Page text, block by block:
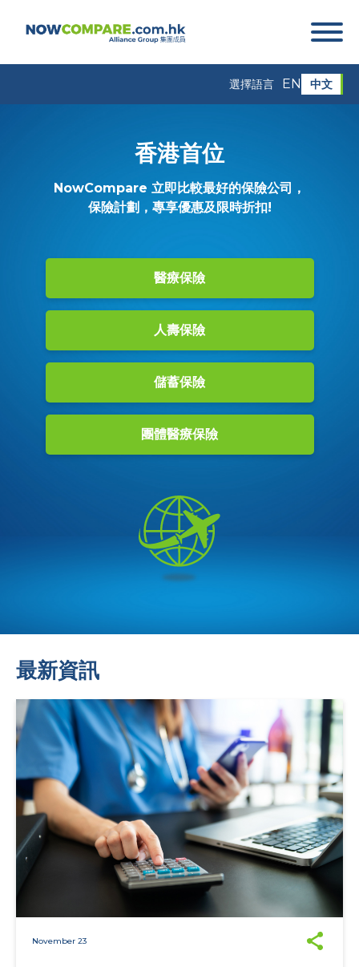
選擇語言 EN 中文
香港首位
NowCompare 立即比較最好的保險公司，
保險計劃，專享優惠及限時折扣!
醫療保險
人壽保險
儲蓄保險
團體醫療保險
最新資訊
November 23